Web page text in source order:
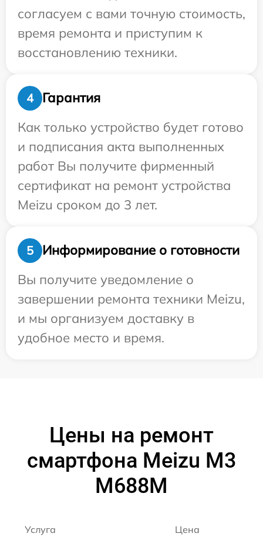
согласуем с вами точную стоимость,
время ремонта и приступим к
восстановлению техники.
4
Гарантия
Как только устройство будет готово
и подписания акта выполненных
работ Вы получите фирменный
сертификат на ремонт устройства
Meizu сроком до 3 лет.
5
Информирование о готовности
Вы получите уведомление о
завершении ремонта техники Meizu,
и мы организуем доставку в
удобное место и время.
Цены на ремонт
смартфона Meizu M3
M688M
Услуга Цена